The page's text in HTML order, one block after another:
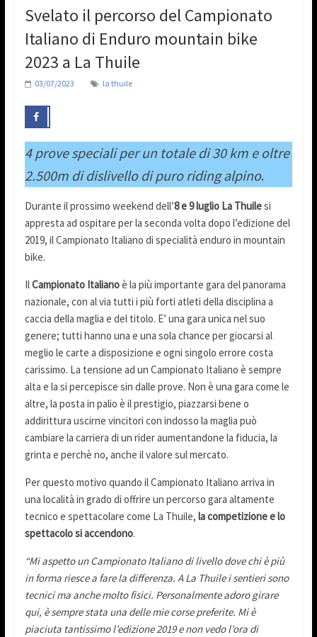
Svelato il percorso del Campionato
Italiano di Enduro mountain bike
2023 a La Thuile
03/07/2023 la thuile
4 prove speciali per un totale di 30 km e oltre
2.500m di dislivello di puro riding alpino.
Durante il prossimo weekend dell’8 e 9 luglio La Thuilesi
appresta ad ospitare per la seconda volta dopo l’edizione del
2019, il Campionato Italiano di specialità enduro in mountain
bike.
IlCampionato Italianoè la più importante gara del panorama
nazionale, con al via tutti i più forti atleti della disciplina a
caccia della maglia e del titolo. E’ una gara unica nel suo
genere; tutti hanno una e una sola chance per giocarsi al
meglio le carte a disposizione e ogni singolo errore costa
carissimo. La tensione ad un Campionato Italiano è sempre
alta e la si percepisce sin dalle prove. Non è una gara come le
altre, la posta in palio è il prestigio, piazzarsi bene o
addirittura uscirne vincitori con indosso la maglia può
cambiare la carriera di un rider aumentandone la fiducia, la
grinta e perchè no, anche il valore sul mercato.
Per questo motivo quando il Campionato Italiano arriva in
una località in grado di offrire un percorso gara altamente
tecnico e spettacolare come La Thuile, la competizione e lo
spettacolo si accendono.
“Mi aspetto un Campionato Italiano di livello dove chi è più
in forma riesce a fare la differenza. A La Thuile i sentieri sono
tecnici ma anche molto fisici. Personalmente adoro girare
qui, è sempre stata una delle mie corse preferite. Mi è
piaciuta tantissimo l’edizione 2019 e non vedo l’ora di